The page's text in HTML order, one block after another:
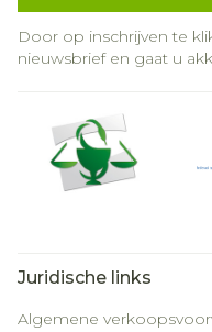
Door op inschrijven te
nieuwsbrief en gaat u
Juridische links
Algemene